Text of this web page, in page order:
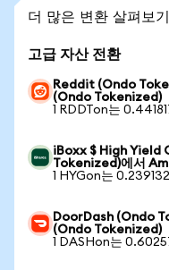
더 많은 변환 살펴보기
고급 자산 전환
Reddit (Ondo
(Ondo Tokenized)
1 RDDTon는
iBoxx $ High Yield
Tokenized)에서
1 HYGon는
DoorDash (Ondo
(Ondo Tokenized)
1 DASHon는